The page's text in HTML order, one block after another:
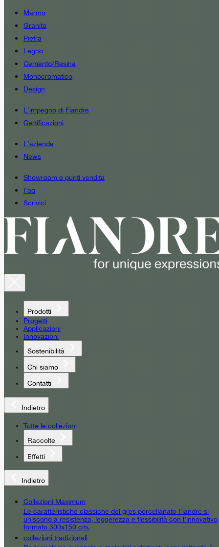
Marmo
Granito
Pietra
Legno
Cemento/Resina
Monocromatico
Design
L'impegno di Fiandre
Certificazioni
L'azienda
News
Showroom e punti vendita
Faq
Scrivici
Prodotti
Progetti
Applicazioni
Innovazioni
Sostenibilità
Chi siamo
Contatti
Indietro
Tutte le collezioni
Raccolte
Effetti
Indietro
Collezioni Maximum
Le caratteristiche classiche del gres porcellanato Fiandre si
uniscono a resistenza, leggerezza e flessibilità con l’innovativo
formato 300x150 cm.
collezioni tradizionali